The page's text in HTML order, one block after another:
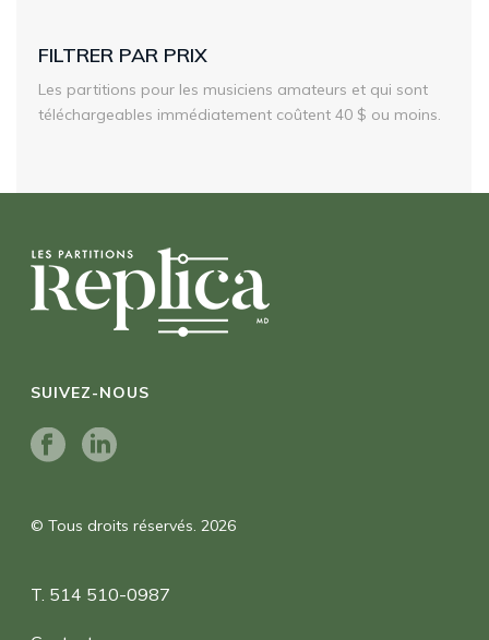
FILTRER PAR PRIX
Les partitions pour les musiciens amateurs et qui sont
téléchargeables immédiatement coûtent 40 $ ou moins.
SUIVEZ-NOUS
© Tous droits réservés. 2026
T. 514 510-0987